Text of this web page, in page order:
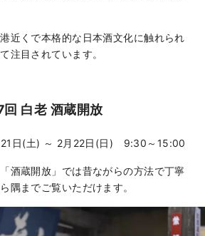
近くで本格的な日本酒文化に触れられ
注目されています。
白老 酒蔵開放
21日(土) ～ 2月22日(日) 9:30～15:00
酒蔵開放」では昔ながらの方法で丁寧
隅までご覧いただけます。